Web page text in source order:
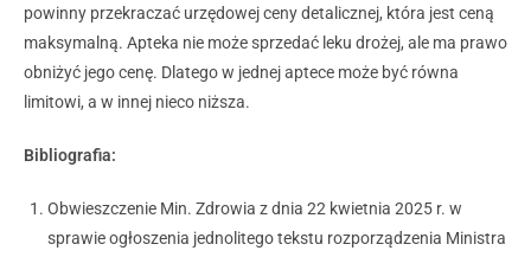
powinny przekraczać urzędowej ceny detalicznej, która jest ceną
maksymalną. Apteka nie może sprzedać leku drożej, ale ma prawo
obniżyć jego cenę. Dlatego w jednej aptece może być równa
limitowi, a w innej nieco niższa.
Bibliografia:
Obwieszczenie Min. Zdrowia z dnia 22 kwietnia 2025 r. w
sprawie ogłoszenia jednolitego tekstu rozporządzenia Ministra